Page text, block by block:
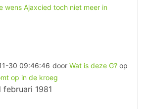
wens Ajaxcied toch niet meer in
30 09:46:46 door Wat is deze G? op
op in de kroeg
1981